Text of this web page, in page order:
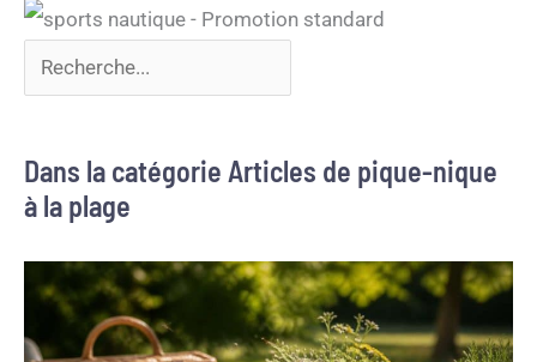
Dans la catégorie Articles de pique-nique
à la plage